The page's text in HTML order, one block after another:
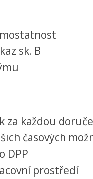
sk. B
za každou
časových
DPP
prostředí